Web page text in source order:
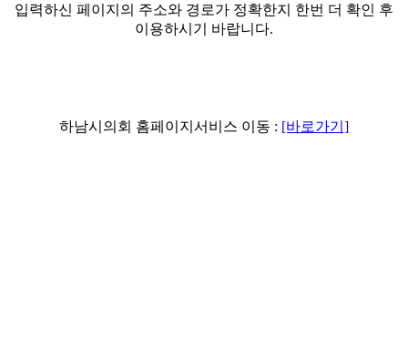
입력하신 페이지의 주소와 경로가 정확한지 한번 더 확인 후
이용하시기 바랍니다.
하남시의회 홈페이지서비스 이동 : [바로가기]